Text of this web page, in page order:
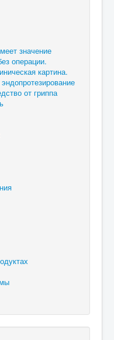
значение
операции.
картина.
от гриппа